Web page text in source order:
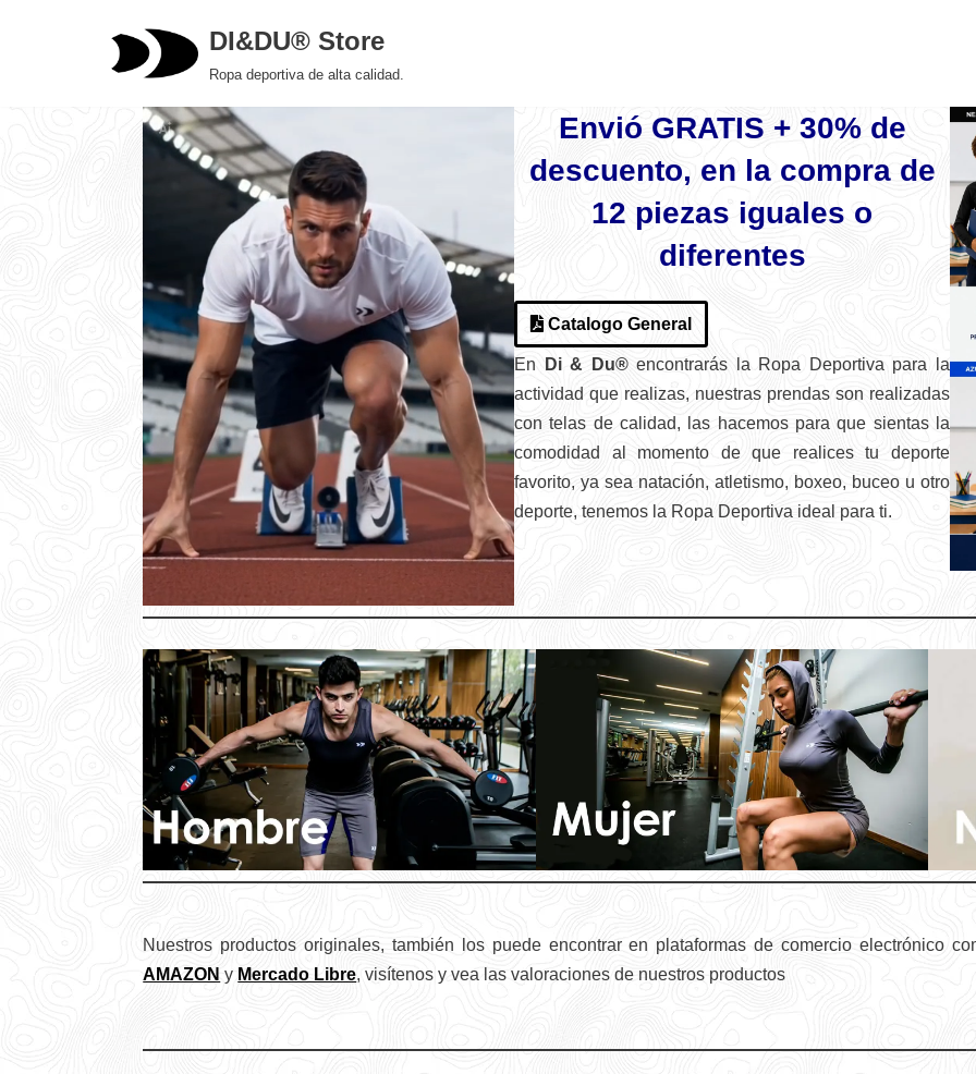
DI&DU® Store
Ropa deportiva de alta calidad.
Envió GRATIS + 30% de
descuento, en la compra de
12 piezas iguales o
diferentes
Catalogo General
En Di & Du®encontrarás la Ropa Deportiva para la
actividad que realizas, nuestras prendas son realizadas
con telas de calidad, las hacemos para que sientas la
comodidad al momento de que realices tu deporte
favorito, ya sea natación, atletismo, boxeo, buceo u otro
deporte, tenemos la Ropa Deportiva ideal para ti.
Nuestros productos originales, también los puede encontrar en plataformas de comercio electrónico
AMAZON y Mercado Libre, visítenos y vea las valoraciones de nuestros productos